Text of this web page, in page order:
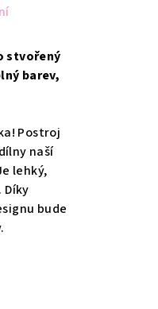
stvořený
barev,
Postroj
naší
lehký,
Díky
bude